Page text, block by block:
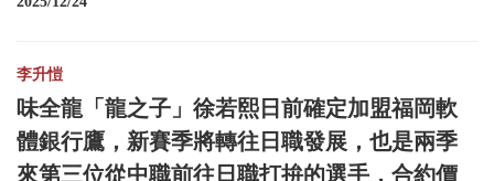
李升愷
味全龍「龍之子」徐若熙日前確定加盟福岡軟
體銀行鷹，新賽季將轉往日職發展，也是兩季
來第三位從中職前往日職打拚的選手，合約價